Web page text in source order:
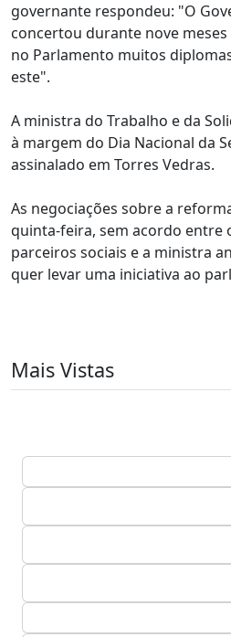
governante respondeu: "O
concertou durante nove
no Parlamento muitos
este".
A ministra do Trabalho e da
à margem do Dia Nacional da
assinalado em Torres Vedras.
As negociações sobre a
quinta-feira, sem acordo entre
parceiros sociais e a ministra
quer levar uma iniciativa ao
Mais Vistas